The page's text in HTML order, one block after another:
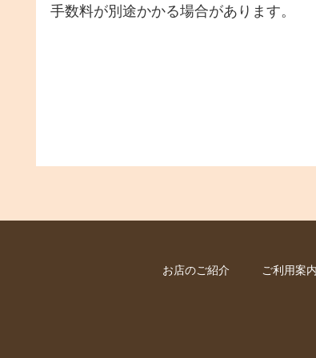
手数料が別途かかる場合があります。
お店のご紹介 ご利用案内